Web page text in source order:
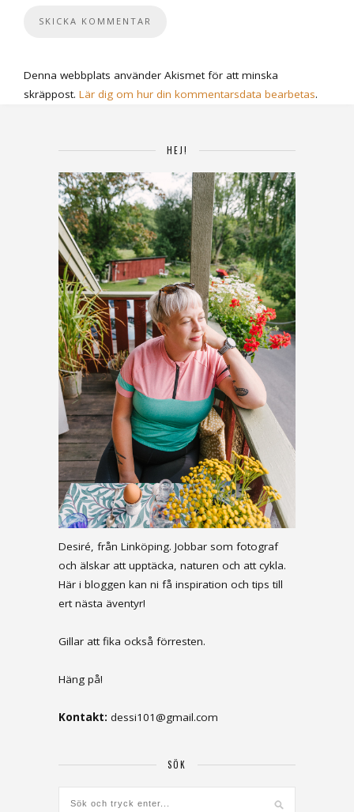
Denna webbplats använder Akismet för att minska
skräppost. Lär dig om hur din kommentarsdata bearbetas.
HEJ!
Desiré, från Linköping. Jobbar som fotograf
och älskar att upptäcka, naturen och att cykla.
Här i bloggen kan ni få inspiration och tips till
ert nästa äventyr!
Gillar att fika också förresten.
Häng på!
Kontakt: dessi101@gmail.com
SÖK